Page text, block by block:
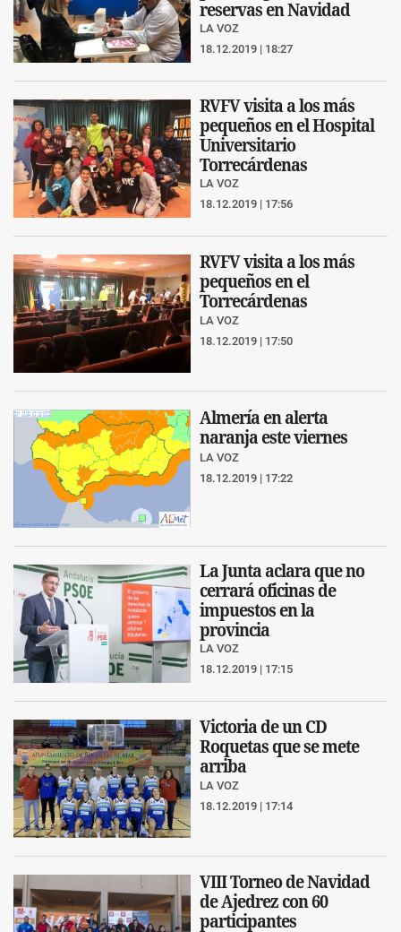
reservas en Navidad
LA VOZ
18.12.2019 | 18:27
RVFV visita a los más
pequeños en el Hospital
Universitario
Torrecárdenas
LA VOZ
18.12.2019 | 17:56
RVFV visita a los más
pequeños en el
Torrecárdenas
LA VOZ
18.12.2019 | 17:50
Almería en alerta
naranja este viernes
LA VOZ
18.12.2019 | 17:22
La Junta aclara que no
cerrará oficinas de
impuestos en la
provincia
LA VOZ
18.12.2019 | 17:15
Victoria de un CD
Roquetas que se mete
arriba
LA VOZ
18.12.2019 | 17:14
VIII Torneo de Navidad
de Ajedrez con 60
participantes